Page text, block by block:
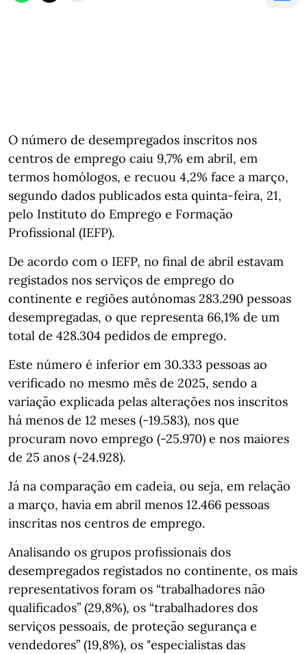
O número de desempregados inscritos nos
centros de emprego caiu 9,7% em abril, em
termos homólogos, e recuou 4,2% face a março,
segundo dados publicados esta quinta-feira, 21,
pelo Instituto do Emprego e Formação
Profissional (IEFP).
De acordo com o IEFP, no final de abril estavam
registados nos serviços de emprego do
continente e regiões autónomas 283.290 pessoas
desempregadas, o que representa 66,1% de um
total de 428.304 pedidos de emprego.
Este número é inferior em 30.333 pessoas ao
verificado no mesmo mês de 2025, sendo a
variação explicada pelas alterações nos inscritos
há menos de 12 meses (-19.583), nos que
procuram novo emprego (-25.970) e nos maiores
de 25 anos (-24.928).
Já na comparação em cadeia, ou seja, em relação
a março, havia em abril menos 12.466 pessoas
inscritas nos centros de emprego.
Analisando os grupos profissionais dos
desempregados registados no continente, os mais
representativos foram os “trabalhadores não
qualificados” (29,8%), os “trabalhadores dos
serviços pessoais, de proteção segurança e
vendedores” (19,8%), os "especialistas das